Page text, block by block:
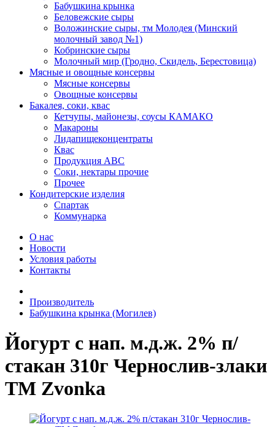
Бабушкина крынка
Беловежские сыры
Воложинские сыры, тм Молодея (Минский
молочный завод №1)
Кобринские сыры
Молочный мир (Гродно, Скидель, Берестовица)
Мясные и овощные консервы
Мясные консервы
Овощные консервы
Бакалея, соки, квас
Кетчупы, майонезы, соусы КАМАКО
Макароны
Лидапищеконцентраты
Квас
Продукция АВС
Соки, нектары прочие
Прочее
Кондитерские изделия
Спартак
Коммунарка
О нас
Новости
Условия работы
Контакты
Производитель
Бабушкина крынка (Могилев)
Йогурт с нап. м.д.ж. 2% п/
стакан 310г Чернослив-злаки
ТМ Zvonka